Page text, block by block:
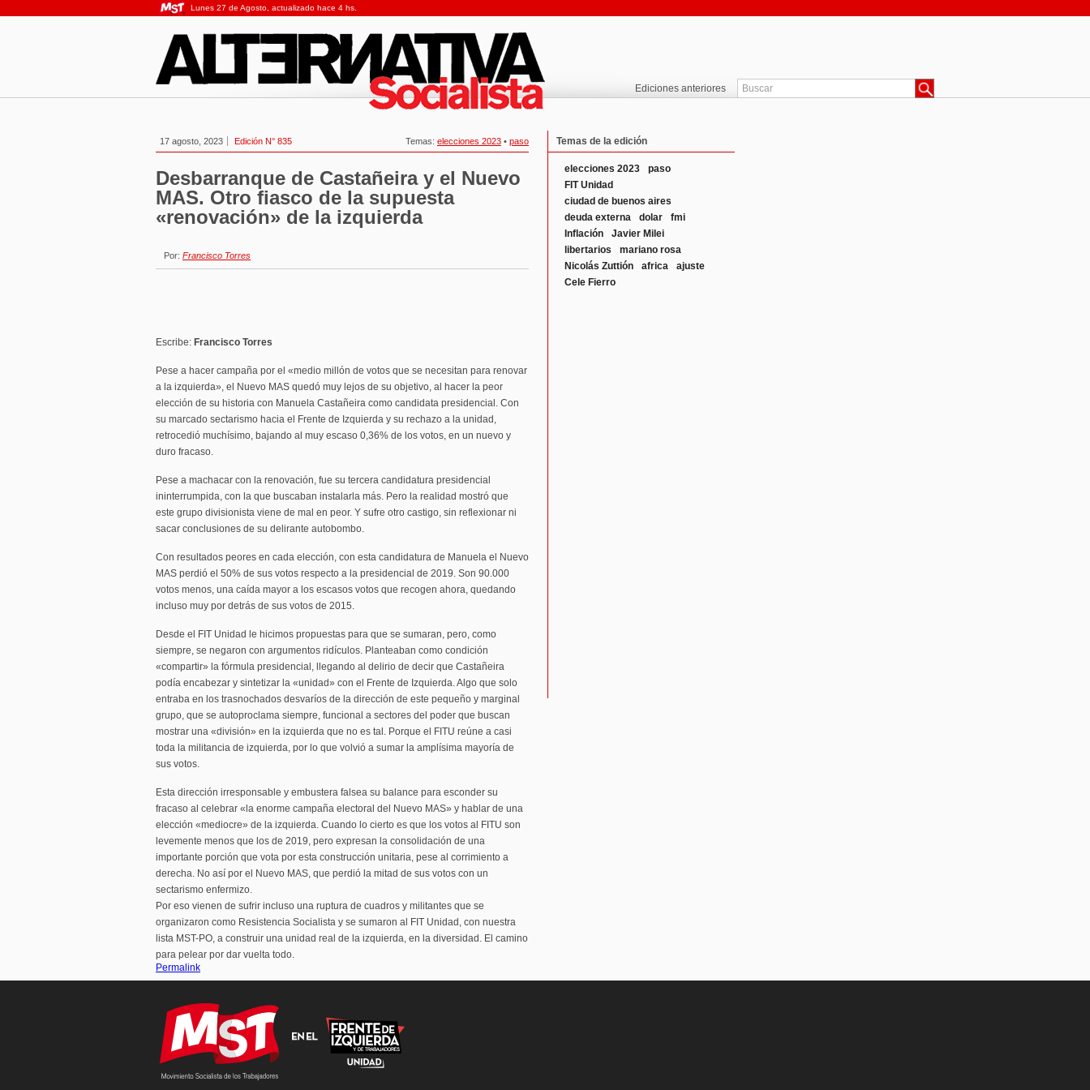
Lunes 27 de Agosto, actualizado hace 4 hs.
Ediciones anteriores
17 agosto, 2023 Edición N° 835 Temas: elecciones 2023 • paso
Desbarranque de Castañeira y el Nuevo
MAS. Otro fiasco de la supuesta
«renovación» de la izquierda
Por: Francisco Torres
Escribe: Francisco Torres
Pese a hacer campaña por el «medio millón de votos que se necesitan para renovar
a la izquierda», el Nuevo MAS quedó muy lejos de su objetivo, al hacer la peor
elección de su historia con Manuela Castañeira como candidata presidencial. Con
su marcado sectarismo hacia el Frente de Izquierda y su rechazo a la unidad,
retrocedió muchísimo, bajando al muy escaso 0,36% de los votos, en un nuevo y
duro fracaso.
Pese a machacar con la renovación, fue su tercera candidatura presidencial
ininterrumpida, con la que buscaban instalarla más. Pero la realidad mostró que
este grupo divisionista viene de mal en peor. Y sufre otro castigo, sin reflexionar ni
sacar conclusiones de su delirante autobombo.
Con resultados peores en cada elección, con esta candidatura de Manuela el Nuevo
MAS perdió el 50% de sus votos respecto a la presidencial de 2019. Son 90.000
votos menos, una caída mayor a los escasos votos que recogen ahora, quedando
incluso muy por detrás de sus votos de 2015.
Desde el FIT Unidad le hicimos propuestas para que se sumaran, pero, como
siempre, se negaron con argumentos ridículos. Planteaban como condición
«compartir» la fórmula presidencial, llegando al delirio de decir que Castañeira
podía encabezar y sintetizar la «unidad» con el Frente de Izquierda. Algo que solo
entraba en los trasnochados desvaríos de la dirección de este pequeño y marginal
grupo, que se autoproclama siempre, funcional a sectores del poder que buscan
mostrar una «división» en la izquierda que no es tal. Porque el FITU reúne a casi
toda la militancia de izquierda, por lo que volvió a sumar la amplísima mayoría de
sus votos.
Esta dirección irresponsable y embustera falsea su balance para esconder su
fracaso al celebrar «la enorme campaña electoral del Nuevo MAS» y hablar de una
elección «mediocre» de la izquierda. Cuando lo cierto es que los votos al FITU son
levemente menos que los de 2019, pero expresan la consolidación de una
importante porción que vota por esta construcción unitaria, pese al corrimiento a
derecha. No así por el Nuevo MAS, que perdió la mitad de sus votos con un
sectarismo enfermizo.
Por eso vienen de sufrir incluso una ruptura de cuadros y militantes que se
organizaron como Resistencia Socialista y se sumaron al FIT Unidad, con nuestra
lista MST-PO, a construir una unidad real de la izquierda, en la diversidad. El camino
para pelear por dar vuelta todo.
Permalink
Temas de la edición
elecciones 2023
paso
FIT Unidad
ciudad de buenos aires
deuda externa
dolar
fmi
Inflación
Javier Milei
libertarios
mariano rosa
Nicolás Zuttión
africa
ajuste
Cele Fierro